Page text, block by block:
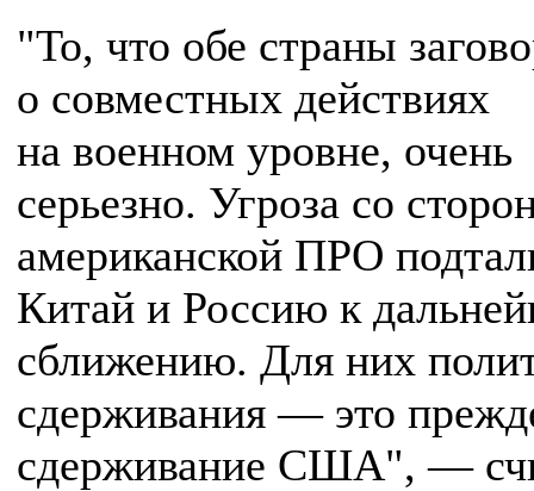
"То, что обе страны
о совместных действиях
на военном уровне, очень
серьезно. Угроза со
американской ПРО
Китай и Россию к
сближению. Для них
сдерживания — это
сдерживание США", —